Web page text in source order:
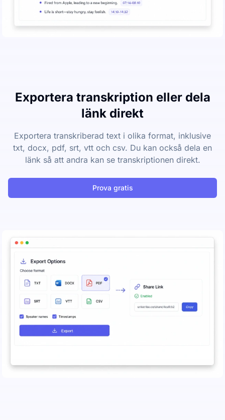
Exportera transkription eller dela
länk direkt
Exportera transkriberad text i olika format, inklusive
txt, docx, pdf, srt, vtt och csv. Du kan också dela en
länk så att andra kan se transkriptionen direkt.
Prova gratis